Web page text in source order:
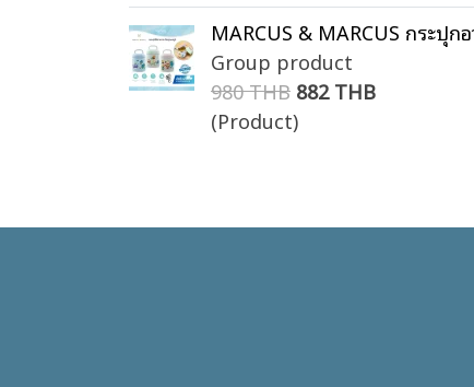
MARCUS & MARCUS กระ
Group product
980 THB 882 THB
(Product)